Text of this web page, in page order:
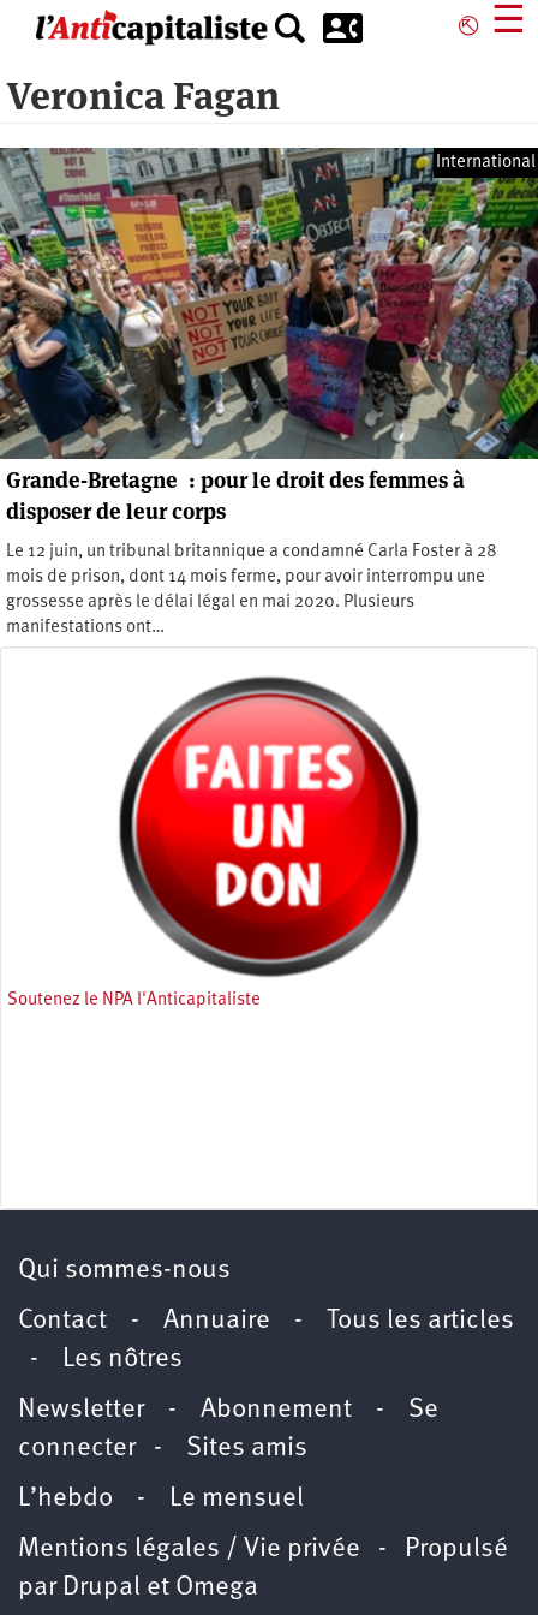
principal
⎋ ☰
Veronica Fagan
International
Grande-Bretagne : pour le droit des femmes à
disposer de leur corps
Le 12 juin, un tribunal britannique a condamné Carla Foster à 28
mois de prison, dont 14 mois ferme, pour avoir interrompu une
grossesse après le délai légal en mai 2020. Plusieurs
manifestations ont…
Soutenez le NPA l'Anticapitaliste
Qui sommes-nous
Contact - Annuaire -
Tous les articles
- Les nôtres
Newsletter- Abonnement - Se
connecter- Sites amis
L’hebdo - Le mensuel
Mentions légales / Vie privée - Propulsé
par Drupal et Omega